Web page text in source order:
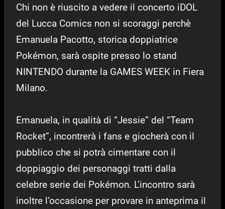
Chi non è riuscito a vedere il concerto iDOL
del Lucca Comics non si scoraggi perchè
Emanuela Pacotto, storica doppiatrice
Pokémon, sarà ospite presso lo stand
NINTENDO durante la GAMES WEEK in Fiera
Milano.
Emanuela, in qualità di “Jessie” del “Team
Rocket”, incontrerà i fans e giocherà con il
pubblico che si potrà cimentare con il
doppiaggio dei personaggi tratti dalla
celebre serie dei Pokémon. L’incontro sarà
inoltre l’occasione per provare in anteprima il